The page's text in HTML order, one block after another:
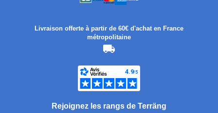
Livraison offerte à partir de 60€ d'achat en France
métropolitaine
Rejoignez les rangs de Terräng